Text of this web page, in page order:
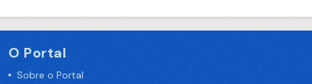
O Portal
Sobre o Portal